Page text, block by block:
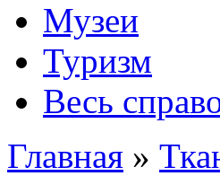
Музеи
Туризм
Весь
Главная »